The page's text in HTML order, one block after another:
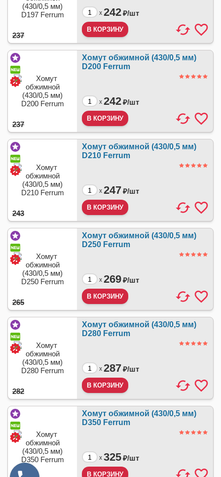
x
237
242₽/шт
Хомут обжимной (430/0,5 мм)
D200 Ferrum
x
237
242₽/шт
Хомут обжимной (430/0,5 мм)
D210 Ferrum
x
243
247₽/шт
Хомут обжимной (430/0,5 мм)
D250 Ferrum
x
265
269₽/шт
Хомут обжимной (430/0,5 мм)
D280 Ferrum
x
282
287₽/шт
Хомут обжимной (430/0,5 мм)
D350 Ferrum
x 325₽/шт